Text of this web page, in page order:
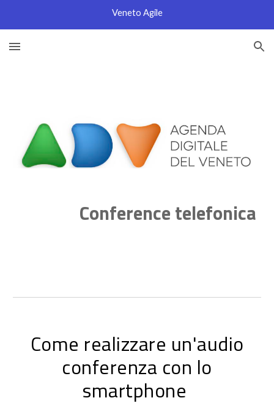
Veneto Agile
Conference telefonica
Come realizzare un'audio
conferenza con lo
smartphone